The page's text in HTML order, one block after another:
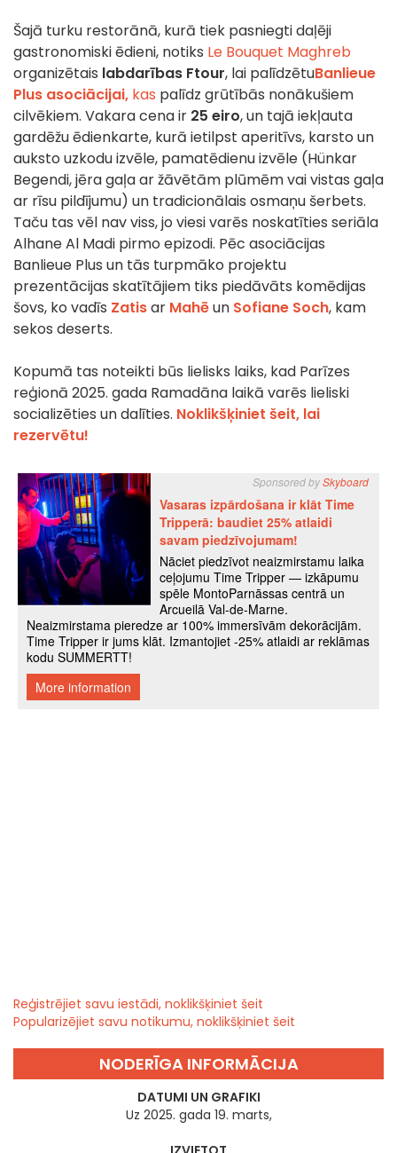
Šajā turku restorānā, kurā tiek pasniegti daļēji
gastronomiski ēdieni, notiks Le Bouquet Maghreb
organizētais labdarības Ftour, lai palīdzētuBanlieue
Plus asociācijai, kas palīdz grūtībās nonākušiem
cilvēkiem. Vakara cena ir 25 eiro, un tajā iekļauta
gardēžu ēdienkarte, kurā ietilpst aperitīvs, karsto un
auksto uzkodu izvēle, pamatēdienu izvēle (Hünkar
Begendi, jēra gaļa ar žāvētām plūmēm vai vistas gaļa
ar rīsu pildījumu) un tradicionālais osmaņu šerbets.
Taču tas vēl nav viss, jo viesi varēs noskatīties seriāla
Alhane Al Madi pirmo epizodi. Pēc asociācijas
Banlieue Plus un tās turpmāko projektu
prezentācijas skatītājiem tiks piedāvāts komēdijas
šovs, ko vadīs Zatisar Mahēun Sofiane Soch, kam
sekos deserts.
Kopumā tas noteikti būs lielisks laiks, kad Parīzes
reģionā 2025. gada Ramadāna laikā varēs lieliski
socializēties un dalīties. Noklikšķiniet šeit, lai
rezervētu!
Reģistrējiet savu iestādi, noklikšķiniet šeit
Popularizējiet savu notikumu, noklikšķiniet šeit
NODERĪGA INFORMĀCIJA
DATUMI UN GRAFIKI
Uz 2025. gada 19. marts,